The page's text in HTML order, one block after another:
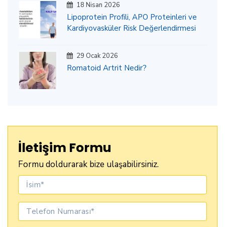
18 Nisan 2026
Lipoprotein Profili, APO Proteinleri ve
Kardiyovasküler Risk Değerlendirmesi
29 Ocak 2026
Romatoid Artrit Nedir?
İletişim Formu
Formu doldurarak bize ulaşabilirsiniz.